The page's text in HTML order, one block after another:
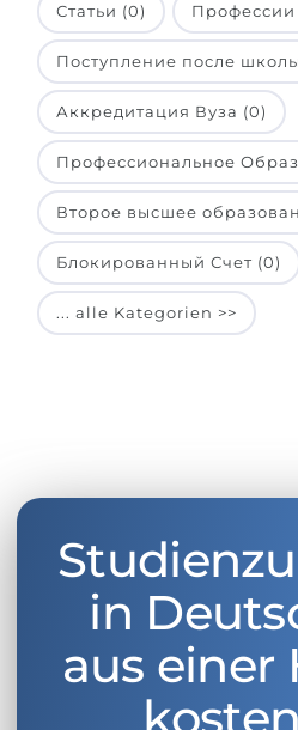
Статьи (0) Профессии
Поступление после
Аккредитация Вуза (0)
Профессиональное
Второе высшее
Блокированный Счет (0)
... alle Kategorien >>
in
aus